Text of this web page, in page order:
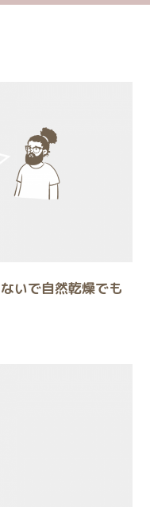
いで自然乾燥でも